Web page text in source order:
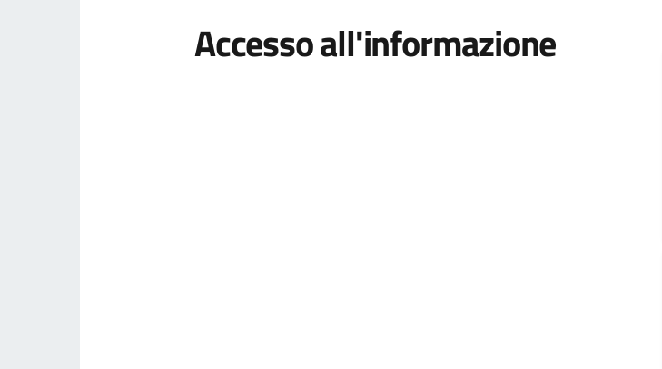
Accesso all'informazione